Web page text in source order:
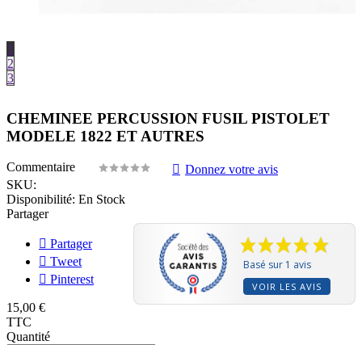
1
2
3
CHEMINEE PERCUSSION FUSIL PISTOLET
MODELE 1822 ET AUTRES
Commentaire
Donnez votre avis
SKU:
Disponibilité: En Stock
Basé sur 1 avis
VOIR LES AVIS
Partager
Partager
Tweet
Pinterest
15,00 €
TTC
Quantité